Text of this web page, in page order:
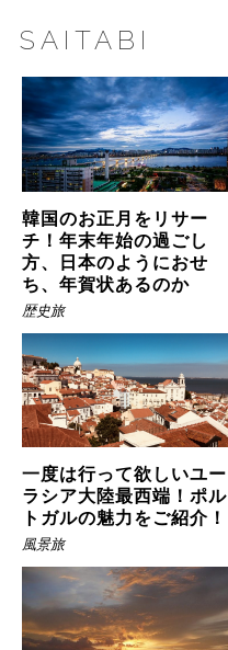
SAITABI
韓国のお正月をリサー
チ！年末年始の過ごし
方、日本のようにおせ
ち、年賀状あるのか
歴史旅
一度は行って欲しいユー
ラシア大陸最西端！ポル
トガルの魅力をご紹介！
風景旅